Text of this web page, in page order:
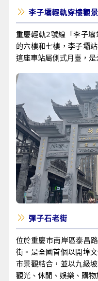
李子壩輕軌穿樓觀
重慶輕軌2號線「李子
的六樓和七樓，李子壩
這座車站屬側式月臺，是
彈子石老街
位於重慶市南岸區泰昌
街。是全國首個以開埠
市景觀結合，並以九級
觀光、休閒、娛樂、購